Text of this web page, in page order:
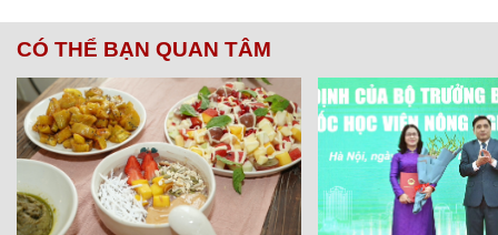
CÓ THỂ BẠN QUAN TÂM